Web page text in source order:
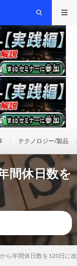
テクノロジー/製品
間休日数を
ら年間休日数を120日に